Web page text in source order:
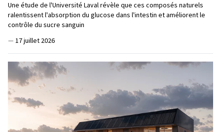
Une étude de l'Université Laval révèle que ces composés naturels
ralentissent l'absorption du glucose dans l'intestin et améliorent le
contrôle du sucre sanguin
— 17 juillet 2026